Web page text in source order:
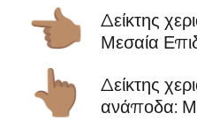
👈🏽
Δείκτης
Μεσαία
👆🏽
Δείκτης
ανάποδα: